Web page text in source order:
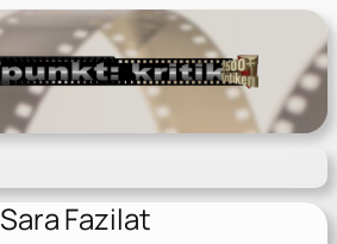
Sara Fazilat